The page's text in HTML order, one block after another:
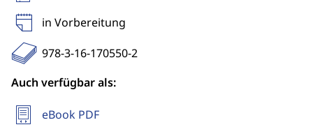
in Vorbereitung
978-3-16-170550-2
Auch verfügbar als:
eBook PDF